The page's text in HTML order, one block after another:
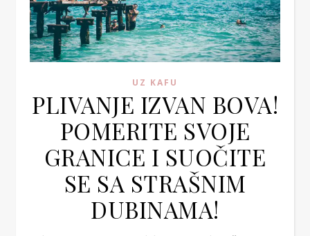
UZ KAFU
PLIVANJE IZVAN BOVA!
POMERITE SVOJE
GRANICE I SUOČITE
SE SA STRAŠNIM
DUBINAMA!